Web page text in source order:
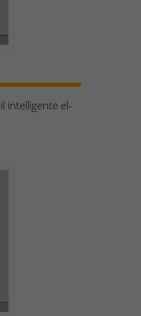
intelligente el-